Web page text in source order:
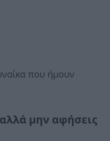
που ήμουν
μην αφήσεις